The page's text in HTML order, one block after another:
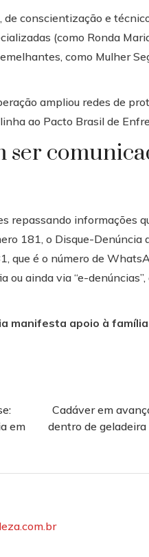
conscientização e
(como Ronda
como Mulher
ampliou redes de
ao Pacto Brasil de
ser
repassando informações
181, o Disque-Denúncia
que é o número de
ou ainda via “e-
manifesta apoio à
em
Cadáver em
dentro de